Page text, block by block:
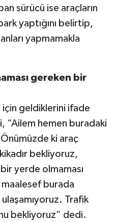
sürücü ise araçların
yaptığını belirtip,
yapmamakla
gereken bir
için geldiklerini ifade
“Ailem hemen buradaki
ki araç
bekliyoruz,
yerde olmaması
burada
Trafik
bekliyoruz” dedi.